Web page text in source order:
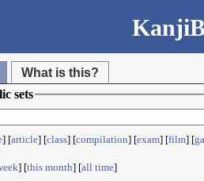
What is this?
sets
] [article] [class] [compilation] [exam] [film] [
] [this month] [all time]